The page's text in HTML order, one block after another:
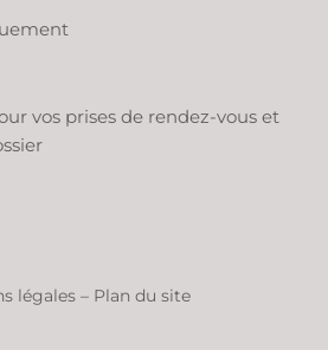
vos prises de rendez-vous et
légales – Plan du site